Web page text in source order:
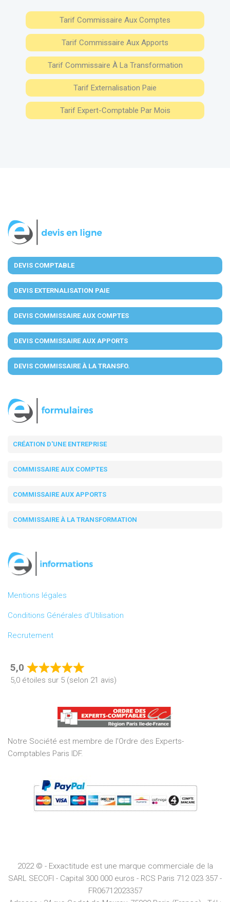
Tarif Commissaire Aux Comptes
Tarif Commissaire Aux Apports
Tarif Commissaire À La Transformation
Tarif Externalisation Paie
Tarif Expert-Comptable Par Mois
DEVIS COMPTABLE
DEVIS EXTERNALISATION PAIE
DEVIS COMMISSAIRE AUX COMPTES
DEVIS COMMISSAIRE AUX APPORTS
DEVIS COMMISSAIRE À LA TRANSFO.
CRÉATION D'UNE ENTREPRISE
COMMISSAIRE AUX COMPTES
COMMISSAIRE AUX APPORTS
COMMISSAIRE À LA TRANSFORMATION
Mentions légales
Conditions Générales d’Utilisation
Recrutement
5,0
Rated
5,0
of
5
5,0 étoiles sur 5 (selon 21 avis)
Notre Société est membre de l’Ordre des Experts-
Comptables Paris IDF.
2022 © - Exxactitude est une marque commerciale de la
SARL SECOFI - Capital 300 000 euros - RCS Paris 712 023 357 -
FR06712023357